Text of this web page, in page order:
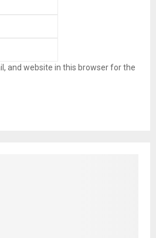
and website in this browser for the